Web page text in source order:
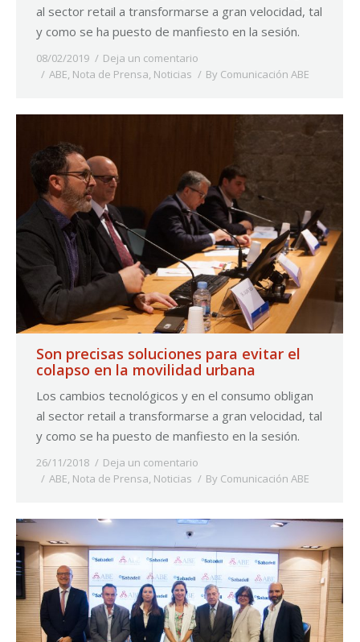
al sector retail a transformarse a gran velocidad, tal
y como se ha puesto de manfiesto en la sesión.
08/02/2019
Deja un comentario
ABE, Nota de Prensa, Noticias By Comunicación ABE
Son precisas soluciones para evitar el
colapso en la movilidad urbana
Los cambios tecnológicos y en el consumo obligan
al sector retail a transformarse a gran velocidad, tal
y como se ha puesto de manfiesto en la sesión.
26/11/2018
Deja un comentario
ABE Nota de Prensa Noticias By Comunicación ABE